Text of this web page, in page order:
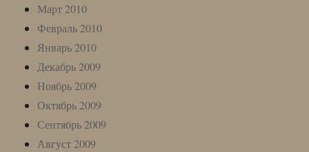
Март 2010
Февраль 2010
Январь 2010
Декабрь 2009
Ноябрь 2009
Октябрь 2009
Сентябрь 2009
Август 2009